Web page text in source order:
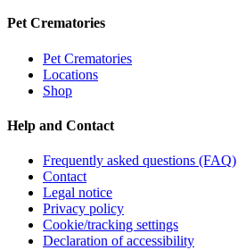
Pet Crematories
Pet Crematories
Locations
Shop
Help and Contact
Frequently asked questions (FAQ)
Contact
Legal notice
Privacy policy
Cookie/tracking settings
Declaration of accessibility